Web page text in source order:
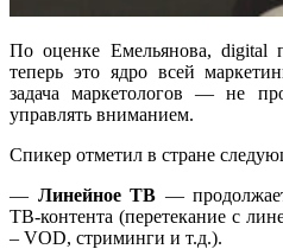
По оценке Емельянова, digital
теперь это ядро всей
задача маркетологов — не
управлять вниманием.
Спикер отметил в стране
— Линейное ТВ —
ТВ-контента (перетекание с
– VOD, стриминги и т.д.).